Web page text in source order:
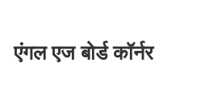
एंगल एज बोर्ड कॉर्नर